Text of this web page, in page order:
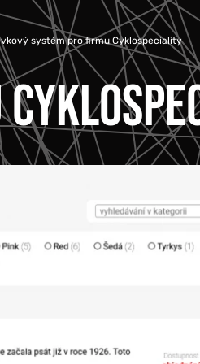
systém pro firmu Cyklospeciality